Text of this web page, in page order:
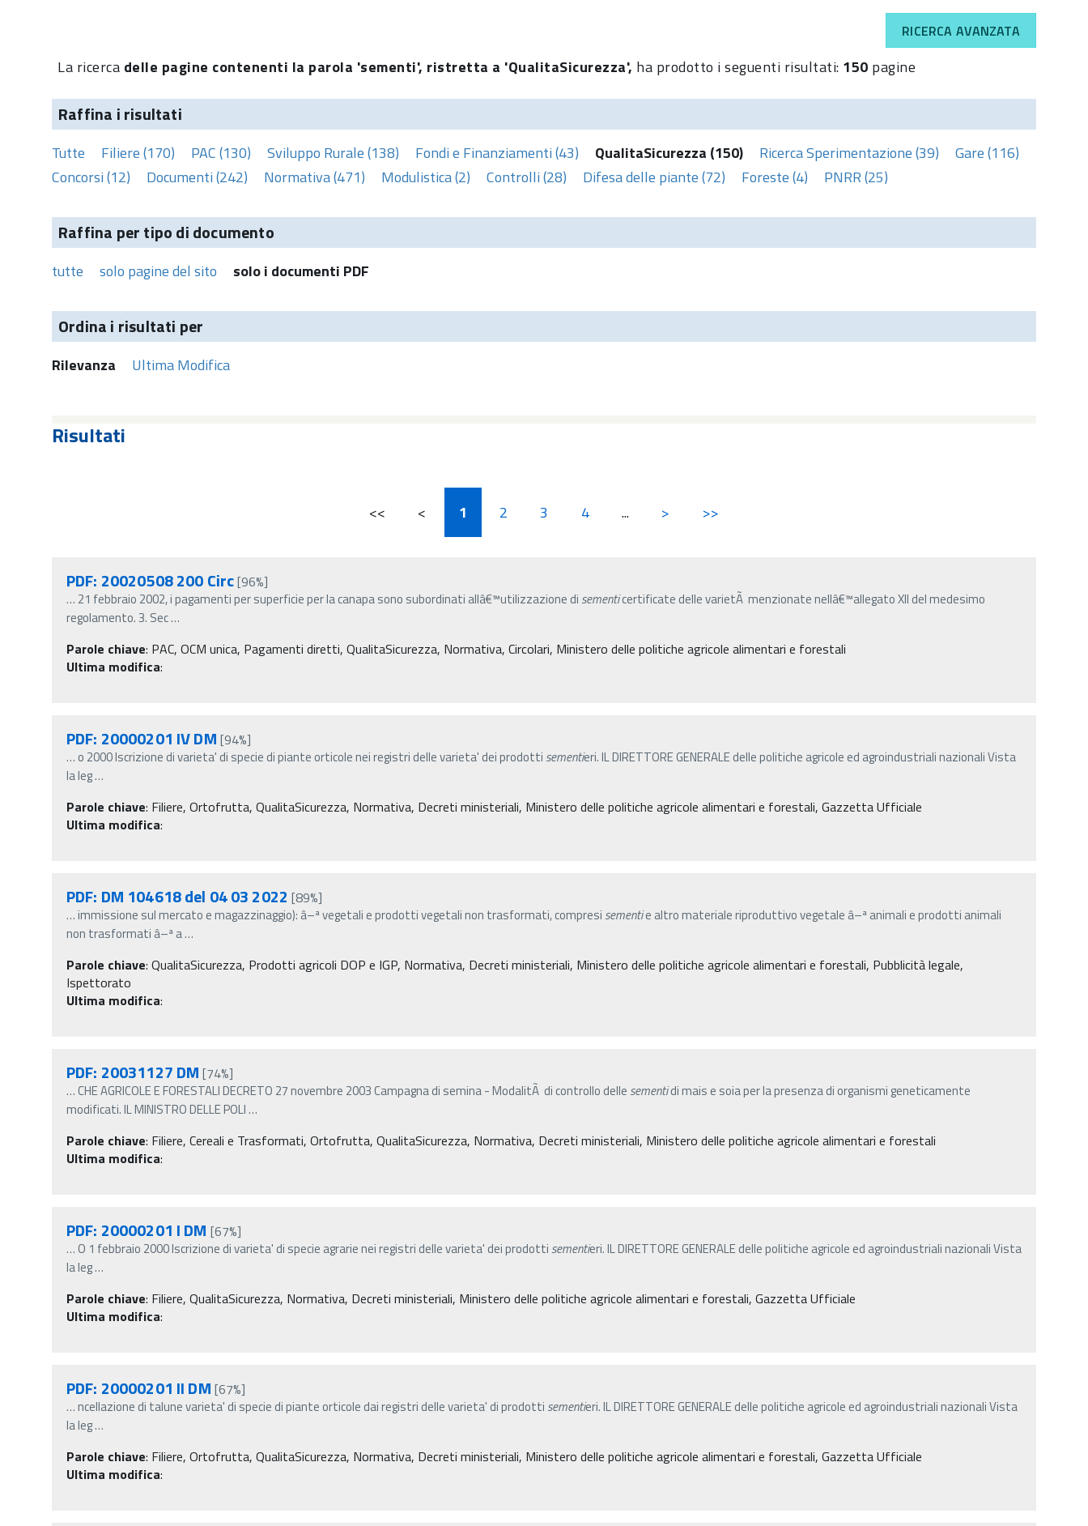
RICERCA AVANZATA
La ricerca delle pagine contenenti la parola 'sementi', ristretta a 'QualitaSicurezza', ha prodotto i seguenti risultati: 150 pagine
Raffina i risultati
Tutte Filiere (170) PAC (130) Sviluppo Rurale (138) Fondi e Finanziamenti (43) QualitaSicurezza (150) Ricerca Sperimentazione (39)
Gare (116)
Concorsi (12)
Documenti (242) Normativa (471) Modulistica (2) Controlli (28) Difesa delle piante (72) Foreste (4) PNRR (25)
Raffina per tipo di documento
tutte solo pagine del sito solo i documenti PDF
Ordina i risultati per
Rilevanza Ultima Modifica
Risultati
<< < 1 2 3 4 ... > >>
PDF: 20020508 200 Circ[96%]
… 21 febbraio 2002, i pagamenti per superficie per la canapa sono subordinati allâ€™utilizzazione di sementicertificate delle varietÃ menzionate nellâ€™allegato XII del medesimo
regolamento. 3. Sec…
Parole chiave: PAC, OCM unica, Pagamenti diretti, QualitaSicurezza, Normativa, Circolari, Ministero delle politiche agricole alimentari e forestali
Ultima modifica:
PDF: 20000201 IV DM [94%]
… o 2000 Iscrizione di varieta' di specie di piante orticole nei registri delle varieta' dei prodotti sementieri. IL DIRETTORE GENERALE delle politiche agricole ed agroindustriali nazionali Vista
la leg…
Parole chiave: Filiere, Ortofrutta, QualitaSicurezza, Normativa, Decreti ministeriali, Ministero delle politiche agricole alimentari e forestali, Gazzetta Ufficiale
Ultima modifica:
PDF: DM 104618 del 04 03 2022 [89%]
…immissione sul mercato e magazzinaggio): â–ª vegetali e prodotti vegetali non trasformati, compresi sementie altro materiale riproduttivo vegetale â–ª animali e prodotti animali
non trasformati â–ª a…
Parole chiave: QualitaSicurezza, Prodotti agricoli DOP e IGP, Normativa, Decreti ministeriali, Ministero delle politiche agricole alimentari e forestali, Pubblicità legale,
Ispettorato
Ultima modifica:
PDF: 20031127 DM [74%]
…CHE AGRICOLE E FORESTALI DECRETO 27 novembre 2003 Campagna di semina - ModalitÃ di controllo delle sementidi mais e soia per la presenza di organismi geneticamente
modificati. IL MINISTRO DELLE POLI…
Parole chiave: Filiere, Cereali e Trasformati, Ortofrutta, QualitaSicurezza, Normativa, Decreti ministeriali, Ministero delle politiche agricole alimentari e forestali
Ultima modifica:
PDF: 20000201 I DM [67%]
…O 1 febbraio 2000 Iscrizione di varieta' di specie agrarie nei registri delle varieta' dei prodotti sementieri. IL DIRETTORE GENERALE delle politiche agricole ed agroindustriali nazionali Vista
la leg…
Parole chiave: Filiere, QualitaSicurezza, Normativa, Decreti ministeriali, Ministero delle politiche agricole alimentari e forestali, Gazzetta Ufficiale
Ultima modifica:
PDF: 20000201 II DM [67%]
…ncellazione di talune varieta' di specie di piante orticole dai registri delle varieta' di prodotti sementieri. IL DIRETTORE GENERALE delle politiche agricole ed agroindustriali nazionali Vista
la leg…
Parole chiave: Filiere, Ortofrutta, QualitaSicurezza, Normativa, Decreti ministeriali, Ministero delle politiche agricole alimentari e forestali, Gazzetta Ufficiale
Ultima modifica: